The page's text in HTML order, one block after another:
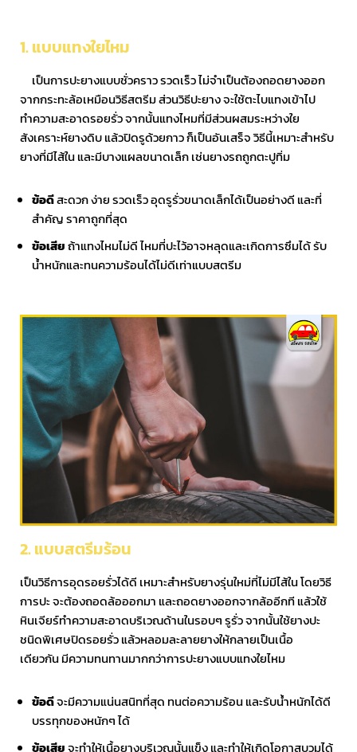
1. แบบแทงใยไหม
เป็นการปะยางแบบชั่วคราว รวดเร็ว ไม่จำเป็นต้องถอดยางออก
จากกระทะล้อเหมือนวิธีสตรีม ส่วนวิธีปะยาง จะใช้ตะไบแทงเข้าไป
ทำความสะอาดรอยรั่ว จากนั้นแทงไหมที่มีส่วนผสมระหว่างใย
สังเคราะห์ยางดิบ แล้วปิดรูด้วยกาว ก็เป็นอันเสร็จ วิธีนี้เหมาะสำหรับ
ยางที่มีไส้ใน และมีบางแผลขนาดเล็ก เช่นยางรถถูกตะปูทิ่ม
ข้อดีสะดวก ง่าย รวดเร็ว อุดรูรั่วขนาดเล็กได้เป็นอย่างดี และที่
สำคัญ ราคาถูกที่สุด
ข้อเสียถ้าแทงไหมไม่ดี ไหมที่ปะไว้อาจหลุดและเกิดการซึมได้ รับ
น้ำหนักและทนความร้อนได้ไม่ดีเท่าแบบสตรีม
2. แบบสตรีมร้อน
เป็นวิธีการอุดรอยรั่วได้ดี เหมาะสำหรับยางรุ่นใหม่ที่ไม่มีไส้ใน โดยวิธี
การปะ จะต้องถอดล้อออกมา และถอดยางออกจากล้ออีกที แล้วใช้
หินเจียร์ทำความสะอาดบริเวณด้านในรอบๆ รูรั่ว จากนั้นใช้ยางปะ
ชนิดพิเศษปิดรอยรั่ว แล้วหลอมละลายยางให้กลายเป็นเนื้อ
เดียวกัน มีความทนทานมากกว่าการปะยางแบบแทงใยไหม
ข้อดีจะมีความแน่นสนิทที่สุด ทนต่อความร้อน และรับน้ำหนักได้ดี
บรรทุกของหนักๆ ได้
ข้อเสียจะทำให้เนื้อยางบริเวณนั้นแข็ง และทำให้เกิดโอกาสบวมได้